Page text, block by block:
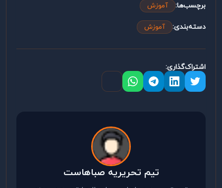
برچسب‌ها: آموزش
دسته‌بندی: آموزش
اشتراک‌گذاری:
تیم تحریریه صباهاست